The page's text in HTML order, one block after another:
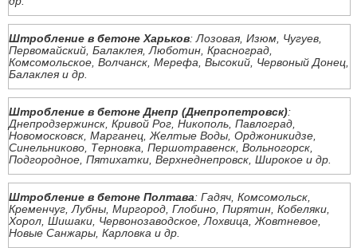
Штробление в бетоне Харьков: Лозовая, Изюм, Чугуев,
Первомайский, Балаклея, Люботин, Красноград,
Комсомольское, Волчанск, Мерефа, Высокий, Червоный Донец,
Балаклея и др.
Штробление в бетоне Днепр (Днепропетровск):
Днепродзержинск, Кривой Рог, Никополь, Павлоград,
Новомосковск, Марганец, Желтые Воды, Орджоникидзе,
Синельниково, Терновка, Першотравенск, Вольногорск,
Подгородное, Пятихатки, Верхнеднепровск, Широкое и др.
Штробление в бетоне Полтава: Гадяч, Комсомольск,
Кременчуг, Лубны, Миргород, Глобино, Пирятин, Кобеляки,
Хорол, Шишаки, Червонозаводское, Лохвица, Жовтневое,
Новые Санжары, Карловка и др.